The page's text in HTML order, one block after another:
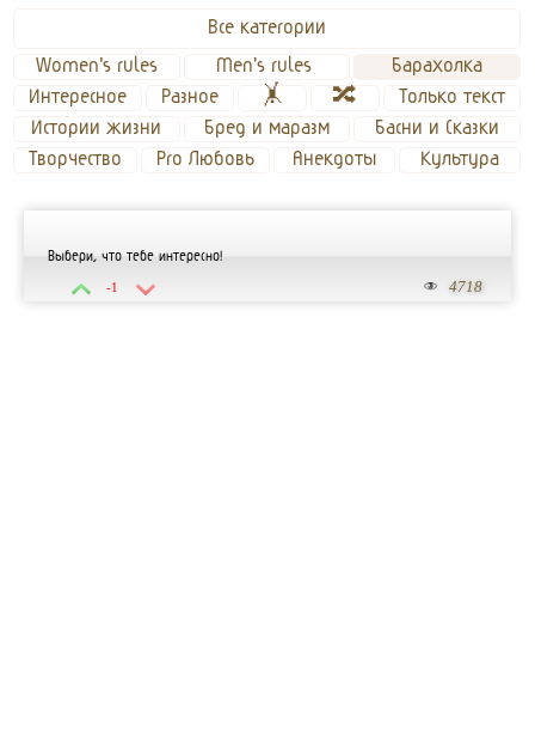
Все категории
Women's rules
Men's rules
Барахолка
Интересное
Разное 🤸 🔀
Только текст
Истории жизни
Бред и маразм
Басни и Сказки
Творчество
Pro Любовь Анекдоты Культура
4718
-1
Выбери, что тебе интересно!